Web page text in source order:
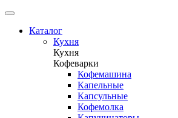
Каталог
Кухня
Кухня
Кофеварки
Кофемашина
Капельные
Капсульные
Кофемолка